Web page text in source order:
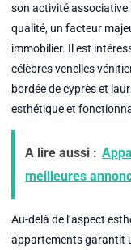
son activité associative
qualité, un facteur
immobilier. Il est
célèbres venelles
bordée de cyprès et
esthétique et
A lire aussi :
meilleures
Au-delà de l’aspect
appartements garantit